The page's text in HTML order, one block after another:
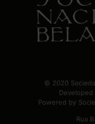
© 2020
Developed
Powered by
Rua